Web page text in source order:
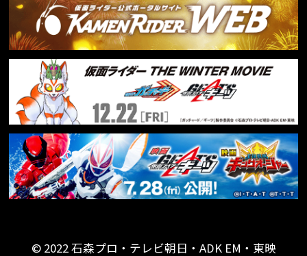
© 2022 石森プロ・テレビ朝日・ADK EM・東映